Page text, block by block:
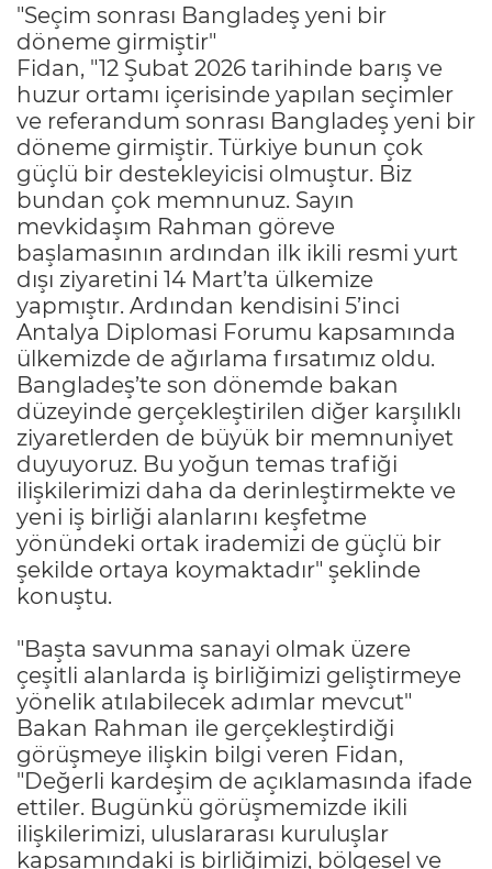
"Seçim sonrası Bangladeş yeni bir
döneme girmiştir"
Fidan, "12 Şubat 2026 tarihinde barış ve
huzur ortamı içerisinde yapılan seçimler
ve referandum sonrası Bangladeş yeni bir
döneme girmiştir. Türkiye bunun çok
güçlü bir destekleyicisi olmuştur. Biz
bundan çok memnunuz. Sayın
mevkidaşım Rahman göreve
başlamasının ardından ilk ikili resmi yurt
dışı ziyaretini 14 Mart’ta ülkemize
yapmıştır. Ardından kendisini 5’inci
Antalya Diplomasi Forumu kapsamında
ülkemizde de ağırlama fırsatımız oldu.
Bangladeş’te son dönemde bakan
düzeyinde gerçekleştirilen diğer karşılıklı
ziyaretlerden de büyük bir memnuniyet
duyuyoruz. Bu yoğun temas trafiği
ilişkilerimizi daha da derinleştirmekte ve
yeni iş birliği alanlarını keşfetme
yönündeki ortak irademizi de güçlü bir
şekilde ortaya koymaktadır" şeklinde
konuştu.
"Başta savunma sanayi olmak üzere
çeşitli alanlarda iş birliğimizi geliştirmeye
yönelik atılabilecek adımlar mevcut"
Bakan Rahman ile gerçekleştirdiği
görüşmeye ilişkin bilgi veren Fidan,
"Değerli kardeşim de açıklamasında ifade
ettiler. Bugünkü görüşmemizde ikili
ilişkilerimizi, uluslararası kuruluşlar
kapsamındaki iş birliğimizi, bölgesel ve